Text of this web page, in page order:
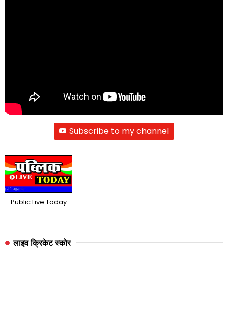
Subscribe to my channel
Public Live Today
लाइव क्रिकेट स्कोर